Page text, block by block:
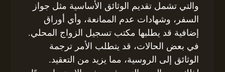
والتي تشمل تقديم الوثائق الأساسية مثل جواز
السفر، وشهادات عدم الممانعة، وأي أوراق
إضافية قد يطلبها مكتب تسجيل الزواج المحلي.
في بعض الحالات، قد يتطلب الأمر ترجمة
الوثائق إلى الروسية، مما يزيد من التعقيد.